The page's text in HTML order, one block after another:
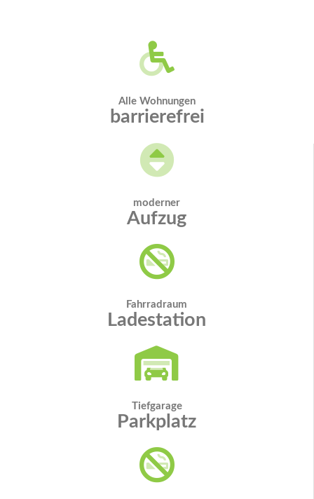
Alle Wohnungen
barrierefrei
moderner
Aufzug
Fahrradraum
Ladestation
Tiefgarage
Parkplatz